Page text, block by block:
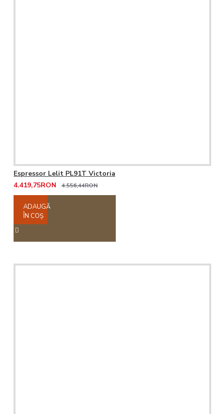
Espressor Lelit PL91T Victoria
4.419,75RON
4.556,44RON
ADAUGĂ
ÎN COŞ